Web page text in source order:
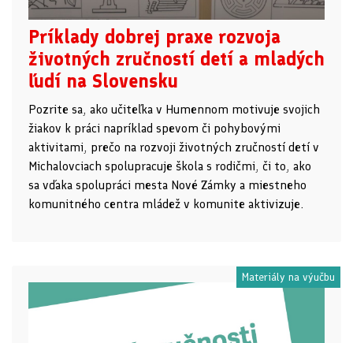
Príklady dobrej praxe rozvoja
životných zručností detí a mladých
ľudí na Slovensku
Pozrite sa, ako učiteľka v Humennom motivuje svojich
žiakov k práci napríklad spevom či pohybovými
aktivitami, prečo na rozvoji životných zručností detí v
Michalovciach spolupracuje škola s rodičmi, či to, ako
sa vďaka spolupráci mesta Nové Zámky a miestneho
komunitného centra mládež v komunite aktivizuje.
Materiály na výučbu